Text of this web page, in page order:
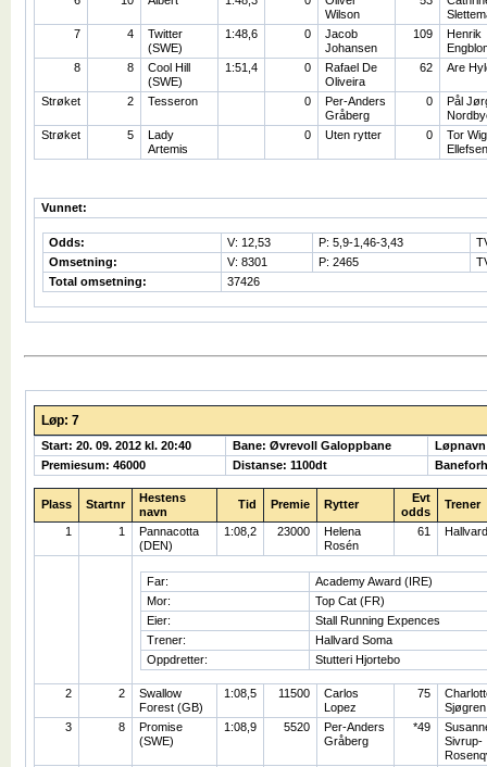
Wilson
7
4
Twitter
(SWE)
1:48,6 0
Jacob
Johansen
109
Henrik
8
8
Cool Hill
(SWE)
1:51,4 0
Rafael De
Oliveira
62 Are
Strøket 2 Tesseron 0
Per-Anders
Gråberg
0
Pål
Strøket
5
Lady
Artemis
0 Uten rytter 0
Tor
Ellefsen
Vunnet:
Odds: V: 12,53 P: 5,9-1,46-3,43
Omsetning:
V: 8301 P: 2465
Total omsetning:
37426
Løp: 7
Start: 20. 09. 2012 kl. 20:40 Bane: Øvrevoll Galoppbane
Premiesum: 46000
Distanse: 1100dt
Plass Startnr
Hestens
navn
Tid Premie Rytter
Evt
odds
Trener
1 1
Pannacotta
(DEN)
1:08,2 23000
Helena
Rosén
61
Far:
Academy Award (IRE)
Mor:
Top Cat (FR)
Eier:
Stall Running Expences
Trener:
Hallvard Soma
Oppdretter:
Stutteri Hjortebo
2 2
Swallow
Forest (GB)
1:08,5 11500
Carlos
Lopez
75
Sjøgren
3
8
Promise
(SWE)
1:08,9 5520
Per-Anders
Gråberg
*49
Sivrup-